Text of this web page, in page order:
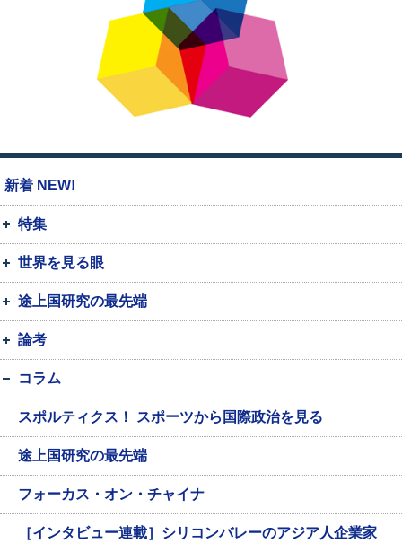
新着 NEW!
特集
世界を見る眼
途上国研究の最先端
論考
コラム
スポルティクス！ スポーツから国際政治を見る
途上国研究の最先端
フォーカス・オン・チャイナ
［インタビュー連載］シリコンバレーのアジア人企業家